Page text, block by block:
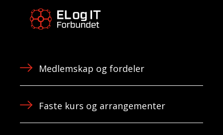
Medlemskap og fordeler
Faste kurs og arrangementer